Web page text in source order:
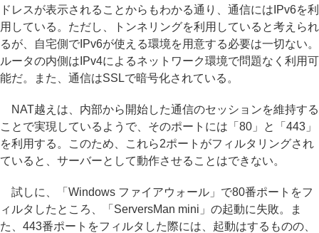
ドレスが表示されることからもわかる通り、通信にはIPv6を利
用している。ただし、トンネリングを利用していると考えられ
るが、自宅側でIPv6が使える環境を用意する必要は一切ない。
ルータの内側はIPv4によるネットワーク環境で問題なく利用可
能だ。また、通信はSSLで暗号化されている。
NAT越えは、内部から開始した通信のセッションを維持する
ことで実現しているようで、そのポートには「80」と「443」
を利用する。このため、これら2ポートがフィルタリングされ
ていると、サーバーとして動作させることはできない。
試しに、「Windows ファイアウォール」で80番ポートをフ
ィルタしたところ、「ServersMan mini」の起動に失敗。ま
た、443番ポートをフィルタした際には、起動はするものの、